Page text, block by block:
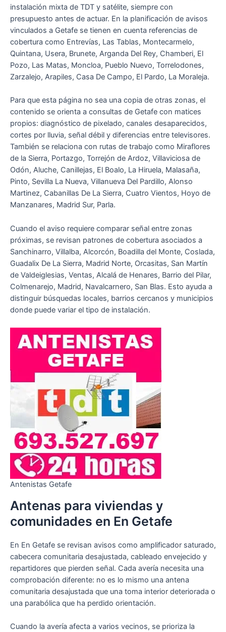
instalación mixta de TDT y satélite, siempre con
presupuesto antes de actuar. En la planificación de avisos
vinculados a Getafe se tienen en cuenta referencias de
cobertura como Entrevías, Las Tablas, Montecarmelo,
Quintana, Usera, Brunete, Arganda Del Rey, Chamberi, El
Pozo, Las Matas, Moncloa, Pueblo Nuevo, Torrelodones,
Zarzalejo, Arapiles, Casa De Campo, El Pardo, La Moraleja.
Para que esta página no sea una copia de otras zonas, el
contenido se orienta a consultas de Getafe con matices
propios: diagnóstico de pixelado, canales desaparecidos,
cortes por lluvia, señal débil y diferencias entre televisores.
También se relaciona con rutas de trabajo como Miraflores
de la Sierra, Portazgo, Torrejón de Ardoz, Villaviciosa de
Odón, Aluche, Canillejas, El Boalo, La Hiruela, Malasaña,
Pinto, Sevilla La Nueva, Villanueva Del Pardillo, Alonso
Martinez, Cabanillas De La Sierra, Cuatro Vientos, Hoyo de
Manzanares, Madrid Sur, Parla.
Cuando el aviso requiere comparar señal entre zonas
próximas, se revisan patrones de cobertura asociados a
Sanchinarro, Villalba, Alcorcón, Boadilla del Monte, Coslada,
Guadalix De La Sierra, Madrid Norte, Orcasitas, San Martín
de Valdeiglesias, Ventas, Alcalá de Henares, Barrio del Pilar,
Colmenarejo, Madrid, Navalcarnero, San Blas. Esto ayuda a
distinguir búsquedas locales, barrios cercanos y municipios
donde puede variar el tipo de instalación.
Antenistas Getafe
Antenas para viviendas y
comunidades en En Getafe
En En Getafe se revisan avisos como amplificador saturado,
cabecera comunitaria desajustada, cableado envejecido y
repartidores que pierden señal. Cada avería necesita una
comprobación diferente: no es lo mismo una antena
comunitaria desajustada que una toma interior deteriorada o
una parabólica que ha perdido orientación.
Cuando la avería afecta a varios vecinos, se prioriza la